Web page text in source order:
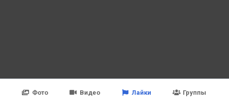
Фото Видео Лайки Группы